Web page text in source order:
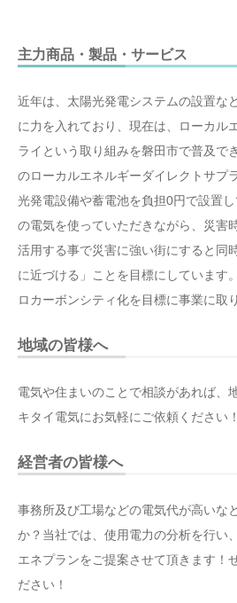
主力商品・製品・サービス
近年は、太陽光発電システムの設置な
に力を入れており、現在は、ローカル
ライという取り組みを磐田市で普及で
のローカルエネルギーダイレクトサプ
光発電設備や蓄電池を負担0円で設置
の電気を使っていただきながら、災害
活用する事で災害に強い街にすると同
に近づける」ことを目標にしています
ロカーボンシティ化を目標に事業に取
地域の皆様へ
電気や住まいのことで相談があれば、
キタイ電気にお気軽にご依頼ください！
経営者の皆様へ
事務所及び工場などの電気代が高いな
か？当社では、使用電力の分析を行い
エネプランをご提案させて頂きます！
ださい！